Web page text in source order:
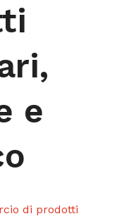
e
di prodotti